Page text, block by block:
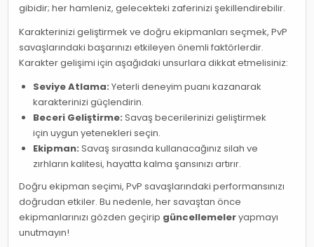
gibidir; her hamleniz, gelecekteki zaferinizi şekillendirebilir.
Karakterinizi geliştirmek ve doğru ekipmanları seçmek, PvP
savaşlarındaki başarınızı etkileyen önemli faktörlerdir.
Karakter gelişimi için aşağıdaki unsurlara dikkat etmelisiniz:
Seviye Atlama: Yeterli deneyim puanı kazanarak
karakterinizi güçlendirin.
Beceri Geliştirme: Savaş becerilerinizi geliştirmek
için uygun yetenekleri seçin.
Ekipman: Savaş sırasında kullanacağınız silah ve
zırhların kalitesi, hayatta kalma şansınızı artırır.
Doğru ekipman seçimi, PvP savaşlarındaki performansınızı
doğrudan etkiler. Bu nedenle, her savaştan önce
ekipmanlarınızı gözden geçirip güncellemeleryapmayı
unutmayın!